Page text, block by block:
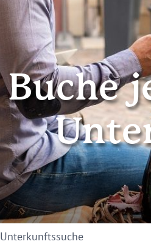
Buche
Unterkunftssuche